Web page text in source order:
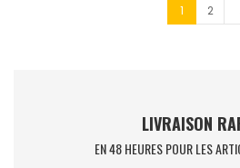
1 2
LIVRAISON
EN 48 HEURES POUR LES